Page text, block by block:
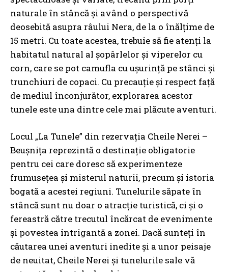
naturale în stâncă și având o perspectivă
deosebită asupra râului Nera, de la o înălțime de
15 metri. Cu toate acestea, trebuie să fie atenți la
habitatul natural al șopârlelor și viperelor cu
corn, care se pot camufla cu ușurință pe stânci și
trunchiuri de copaci. Cu precauție și respect față
de mediul înconjurător, explorarea acestor
tunele este una dintre cele mai plăcute aventuri.
Locul „La Tunele” din rezervația Cheile Nerei –
Beușnița reprezintă o destinație obligatorie
pentru cei care doresc să experimenteze
frumusețea și misterul naturii, precum și istoria
bogată a acestei regiuni. Tunelurile săpate în
stâncă sunt nu doar o atracție turistică, ci și o
fereastră către trecutul încărcat de evenimente
și povestea intrigantă a zonei. Dacă sunteți în
căutarea unei aventuri inedite și a unor peisaje
de neuitat, Cheile Nerei și tunelurile sale vă